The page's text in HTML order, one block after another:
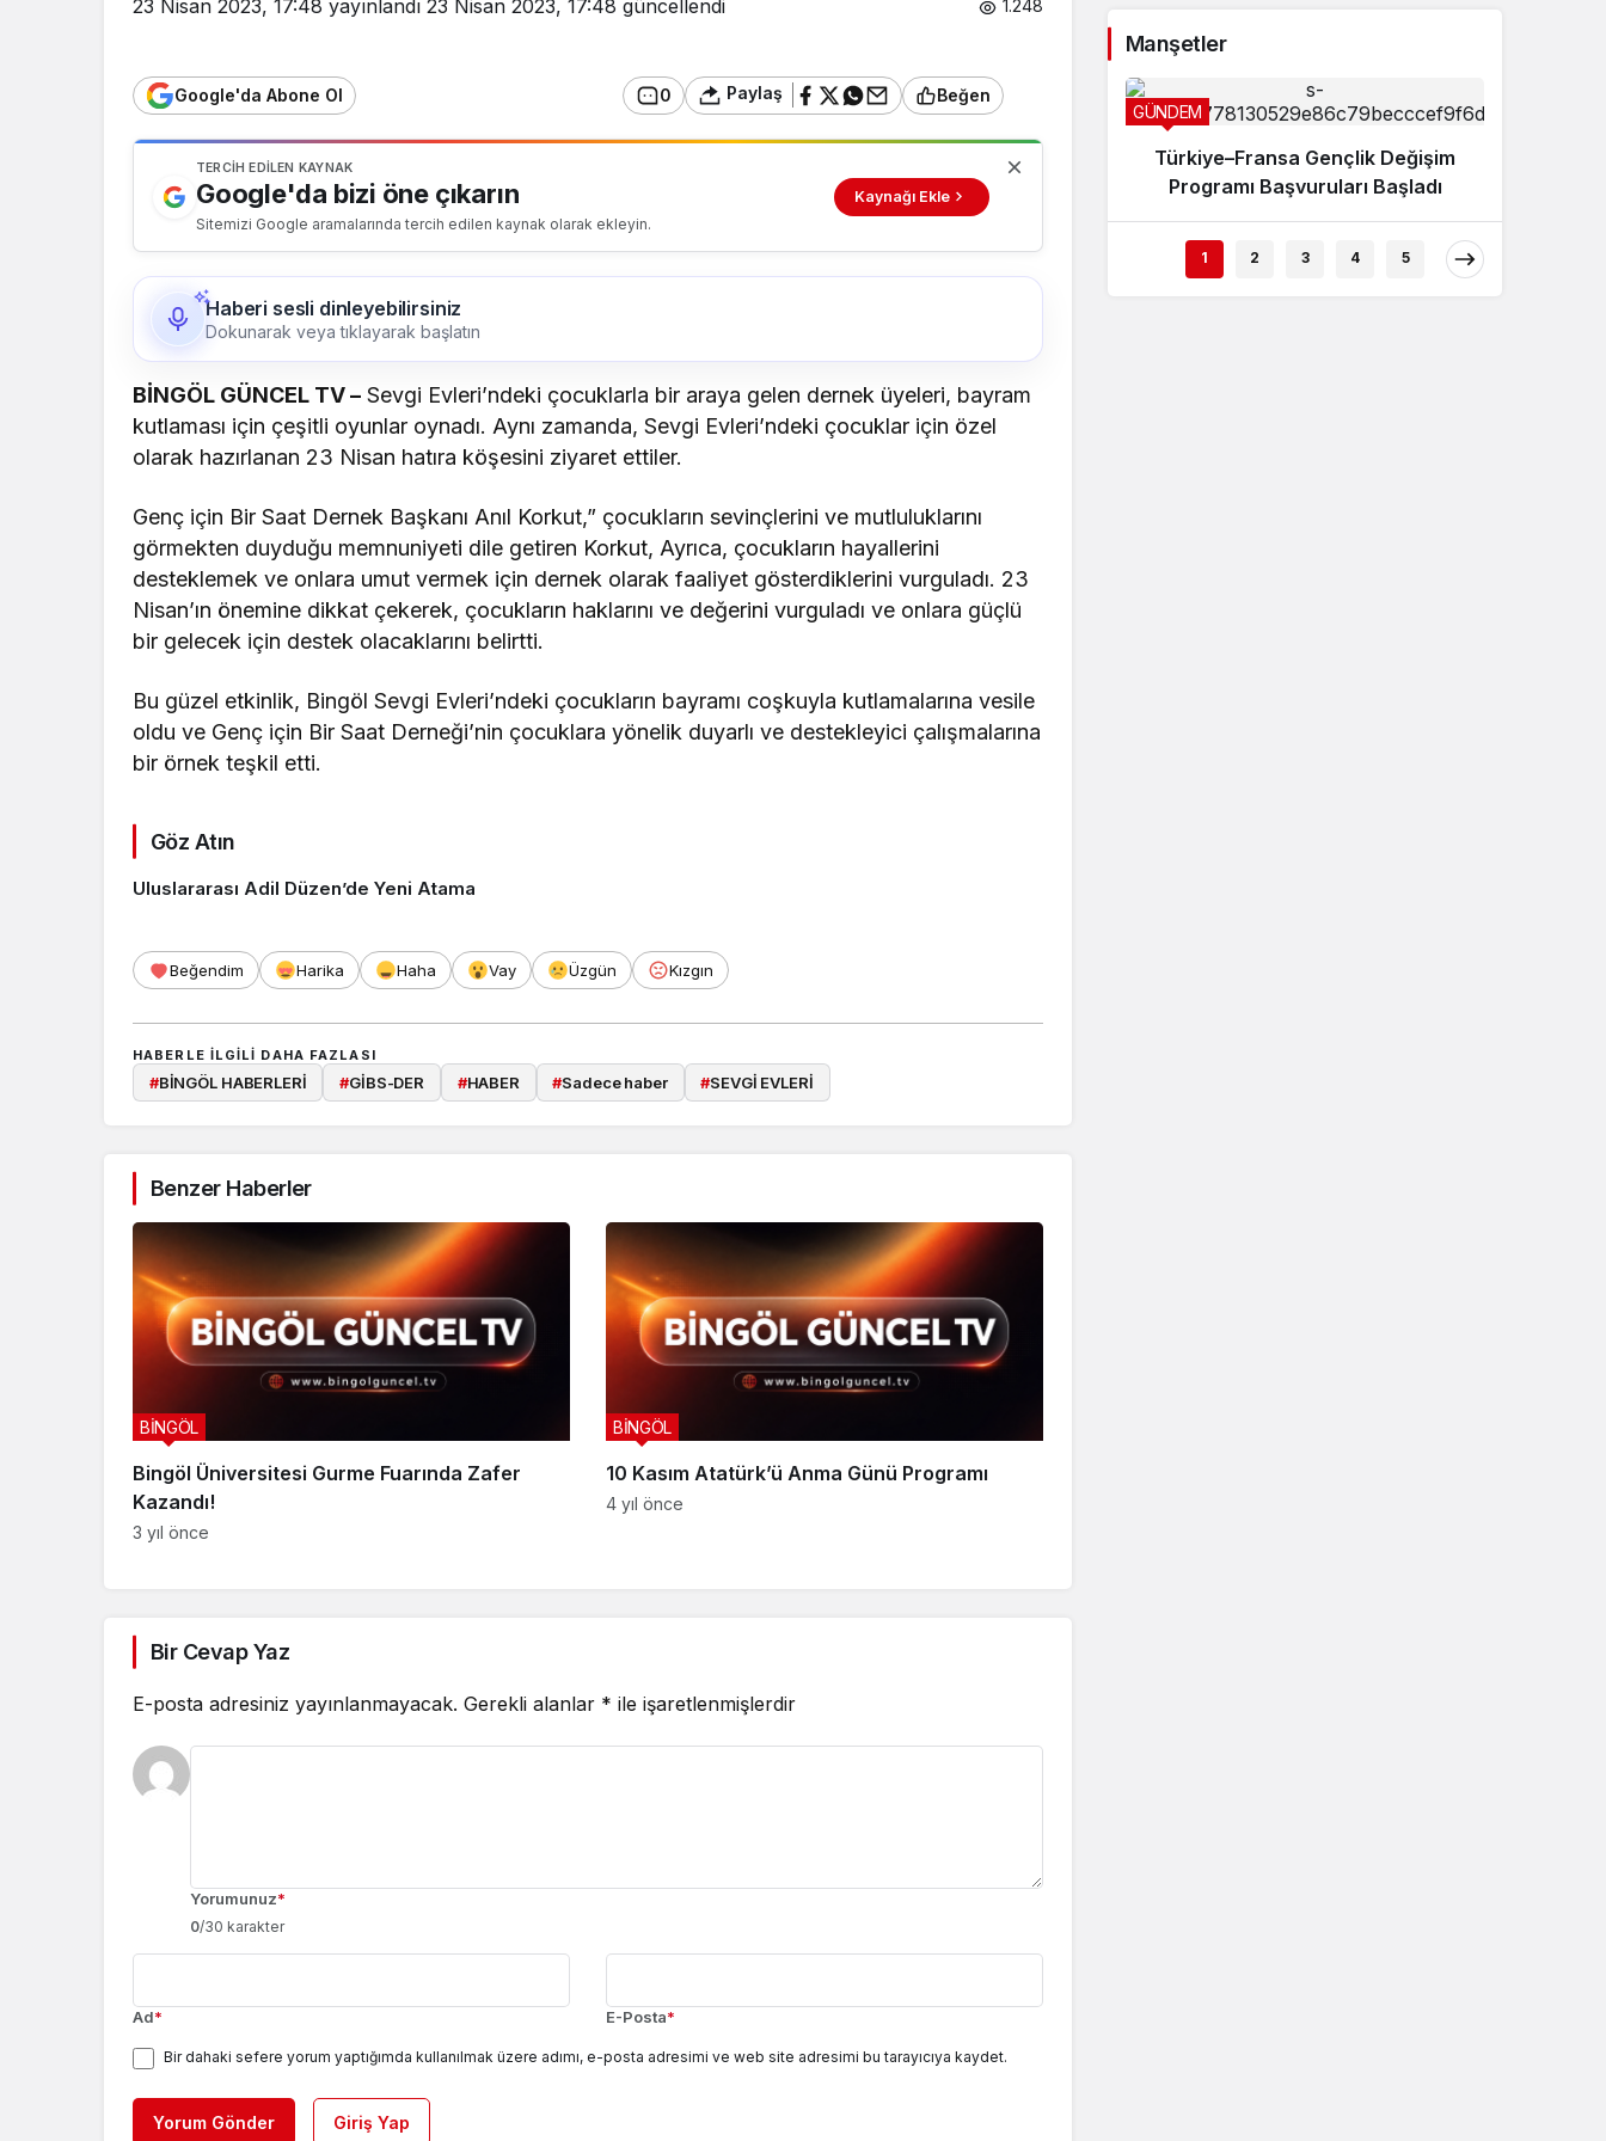
Sistem modunu seçin.
23 Nisan 2023, 17:48 yayınlandı 23 Nisan 2023, 17:48 güncellendi 1.248
Google'da Abone Ol 0 Paylaş Beğen
TERCIH EDILEN KAYNAK
Google'da bizi öne çıkarın
Sitemizi Google aramalarında tercih edilen kaynak olarak ekleyin.
Kaynağı Ekle
Haberi sesli dinleyebilirsiniz
Dokunarak veya tıklayarak başlatın
BİNGÖL GÜNCEL TV – Sevgi Evleri’ndeki çocuklarla bir araya gelen dernek üyeleri, bayram
kutlaması için çeşitli oyunlar oynadı. Aynı zamanda, Sevgi Evleri’ndeki çocuklar için özel
olarak hazırlanan 23 Nisan hatıra köşesini ziyaret ettiler.
Genç için Bir Saat Dernek Başkanı Anıl Korkut,” çocukların sevinçlerini ve mutluluklarını
görmekten duyduğu memnuniyeti dile getiren Korkut, Ayrıca, çocukların hayallerini
desteklemek ve onlara umut vermek için dernek olarak faaliyet gösterdiklerini vurguladı. 23
Nisan’ın önemine dikkat çekerek, çocukların haklarını ve değerini vurguladı ve onlara güçlü
bir gelecek için destek olacaklarını belirtti.
Bu güzel etkinlik, Bingöl Sevgi Evleri’ndeki çocukların bayramı coşkuyla kutlamalarına vesile
oldu ve Genç için Bir Saat Derneği’nin çocuklara yönelik duyarlı ve destekleyici çalışmalarına
bir örnek teşkil etti.
Göz Atın
Uluslararası Adil Düzen’de Yeni Atama
Beğendim Harika Haha Vay Üzgün Kızgın
HABERLE ILGILI DAHA FAZLASI
#BİNGÖL HABERLERİ #GİBS-DER #HABER #Sadece haber #SEVGİ EVLERİ
Benzer Haberler
Bingöl Üniversitesi Gurme Fuarında Zafer
Kazandı!
BİNGÖL
3 yıl önce
10 Kasım Atatürk’ü Anma Günü Programı
BİNGÖL
4 yıl önce
Bir Cevap Yaz
E-posta adresiniz yayınlanmayacak. Gerekli alanlar * ile işaretlenmişlerdir
Yorumunuz*
0/30 karakter
Ad* E-Posta*
Bir dahaki sefere yorum yaptığımda kullanılmak üzere adımı, e-posta adresimi ve web site adresimi bu tarayıcıya kaydet.
Yorum Gönder Giriş Yap
Manşetler
GÜNDEM
Türkiye–Fransa Gençlik Değişim
Programı Başvuruları Başladı
1 2 3 4 5